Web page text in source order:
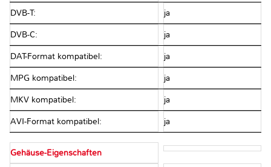
DVB-T: ja
DVB-C: ja
DAT-Format kompatibel: ja
MPG kompatibel: ja
MKV kompatibel: ja
AVI-Format kompatibel: ja
Gehäuse-Eigenschaften